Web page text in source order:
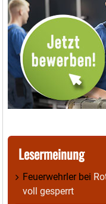
Lesermeinung
Feuerwehrlerbei
voll gesperrt